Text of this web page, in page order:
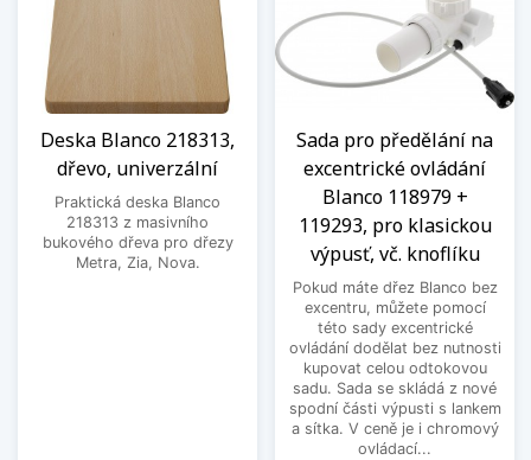
Deska Blanco 218313,
dřevo, univerzální
Praktická deska Blanco
218313 z masivního
bukového dřeva pro dřezy
Metra, Zia, Nova.
Sada pro předělání na
excentrické ovládání
Blanco 118979 +
119293, pro klasickou
výpusť, vč. knoflíku
Pokud máte dřez Blanco bez
excentru, můžete pomocí
této sady excentrické
ovládání dodělat bez nutnosti
kupovat celou odtokovou
sadu. Sada se skládá z nové
spodní části výpusti s lankem
a sítka. V ceně je i chromový
ovládací...